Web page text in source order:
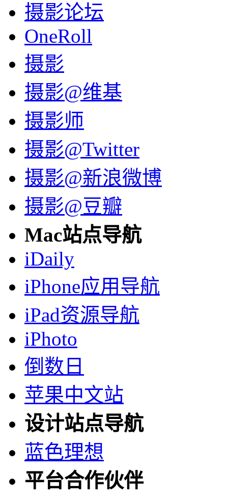
摄影论坛
OneRoll
摄影
摄影@维基
摄影师
摄影@Twitter
摄影@新浪微博
摄影@豆瓣
Mac站点导航
iDaily
iPhone应用导航
iPad资源导航
iPhoto
倒数日
苹果中文站
设计站点导航
蓝色理想
平台合作伙伴